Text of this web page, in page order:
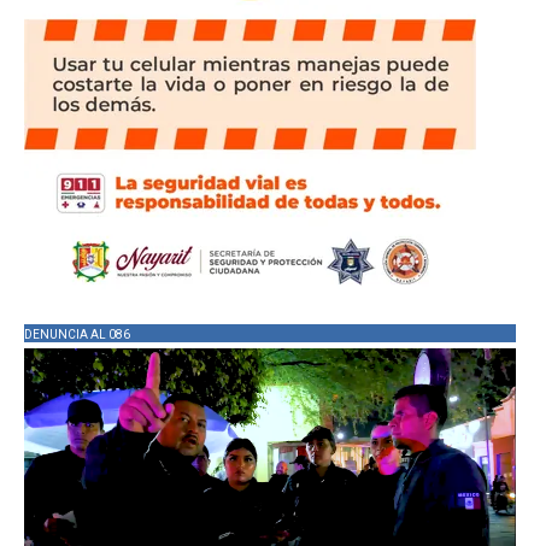
DENUNCIA AL 086